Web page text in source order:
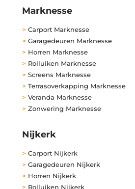
Marknesse
> Carport Marknesse
> Garagedeuren Marknesse
> Horren Marknesse
> Rolluiken Marknesse
> Screens Marknesse
> Terrasoverkapping Marknesse
> Veranda Marknesse
> Zonwering Marknesse
Nijkerk
> Carport Nijkerk
> Garagedeuren Nijkerk
> Horren Nijkerk
> Rolluiken Nijkerk